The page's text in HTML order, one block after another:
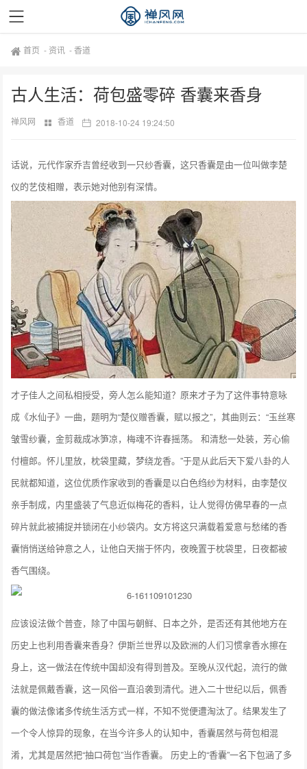
首页 - 资讯 -香道
古人生活：荷包盛零碎 香囊来香身
禅风网 香道 2018-10-24 19:24:50
话说，元代作家乔吉曾经收到一只纱香囊，这只香囊是由一位叫做李楚
仪的艺伎相赠，表示她对他别有深情。
才子佳人之间私相授受，旁人怎么能知道？原来才子为了这件事特意咏
成《水仙子》一曲，题明为“楚仪赠香囊，赋以报之”，其曲则云：“玉丝寒
皱雪纱囊，金剪裁成冰笋凉，梅魂不许春摇荡。 和清愁一处装，芳心偷
付檀郎。怀儿里放，枕袋里藏，梦绕龙香。”于是从此后天下爱八卦的人
民就都知道，这位优质作家收到的香囊是以白色绉纱为材料，由李楚仪
亲手制成，内里盛装了气息近似梅花的香料，让人觉得仿佛早春的一点
碎片就此被捕捉并锁闭在小纱袋内。女方将这只满载着爱意与愁绪的香
囊悄悄送给钟意之人，让他白天揣于怀内，夜晚置于枕袋里，日夜都被
香气围绕。
应该设法做个普查，除了中国与朝鲜、日本之外，是否还有其他地方在
历史上也利用香囊来香身？伊斯兰世界以及欧洲的人们习惯拿香水擦在
身上，这一做法在传统中国却没有得到普及。至晚从汉代起，流行的做
法就是佩戴香囊，这一风俗一直沿袭到清代。进入二十世纪以后，佩香
囊的做法像诸多传统生活方式一样，不知不觉便遭淘汰了。结果发生了
一个令人惊异的现象，在当今许多人的认知中，香囊居然与荷包相混
淆，尤其是居然把“抽口荷包”当作香囊。 历史上的“香囊”一名下包涵了多